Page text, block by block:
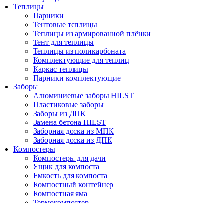
Теплицы
Парники
Тентовые теплицы
Теплицы из армированной плёнки
Тент для теплицы
Теплицы из поликарбоната
Комплектующие для теплиц
Каркас теплицы
Парники комплектующие
Заборы
Алюминиевые заборы HILST
Пластиковые заборы
Заборы из ДПК
Замена бетона HILST
Заборная доска из МПК
Заборная доска из ДПК
Компостеры
Компостеры для дачи
Ящик для компоста
Емкость для компоста
Компостный контейнер
Компостная яма